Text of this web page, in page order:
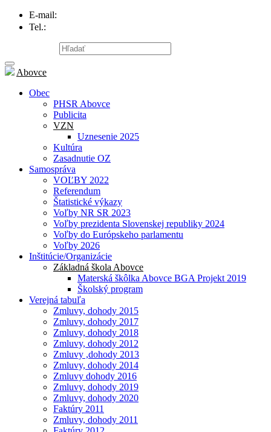
E-mail:
Tel.:
Abovce
Obec
PHSR Abovce
Publicita
VZN
Uznesenie 2025
Kultúra
Zasadnutie OZ
Samospráva
VOĽBY 2022
Referendum
Štatistické výkazy
Voľby NR SR 2023
Voľby prezidenta Slovenskej republiky 2024
Voľby do Európskeho parlamentu
Voľby 2026
Inštitúcie/Organizácie
Základná škola Abovce
Materská škôlka Abovce BGA Projekt 2019
Školský program
Verejná tabuľa
Zmluvy, dohody 2015
Zmluvy, dohody 2017
Zmluvy, dohody 2018
Zmluvy, dohody 2012
Zmluvy ,dohody 2013
Zmluvy, dohody 2014
Zmluvy dohody 2016
Zmluvy, dohody 2019
Zmluvy, dohody 2020
Faktúry 2011
Zmluvy, dohody 2011